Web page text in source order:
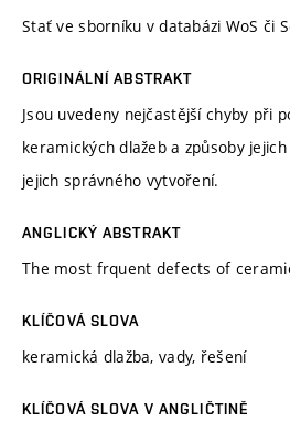
Stať ve sborníku v databázi WoS či
ORIGINÁLNÍ ABSTRAKT
Jsou uvedeny nejčastější chyby při
keramických dlažeb a způsoby
jejich správného vytvoření.
ANGLICKÝ ABSTRAKT
The most frquent defects of
KLÍČOVÁ SLOVA
keramická dlažba, vady, řešení
KLÍČOVÁ SLOVA V ANGLIČTINĚ